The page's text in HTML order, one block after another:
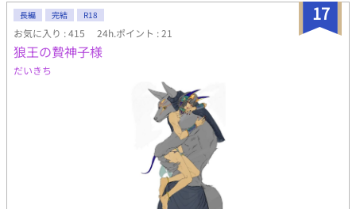
17
長編 完結 R18
お気に入り : 415 24h.ポイント : 21
狼王の贄神子様
だいきち